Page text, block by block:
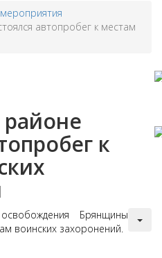
автопробег к местам
к
Брянщины
воинских захоронений.